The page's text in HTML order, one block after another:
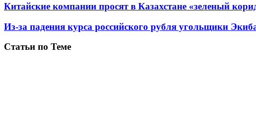
Китайские компании просят в Казахстане «зеленый
Из-за падения курса российского рубля угольщики
Статьи по Теме